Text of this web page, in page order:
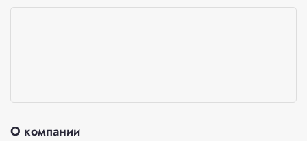
О компании